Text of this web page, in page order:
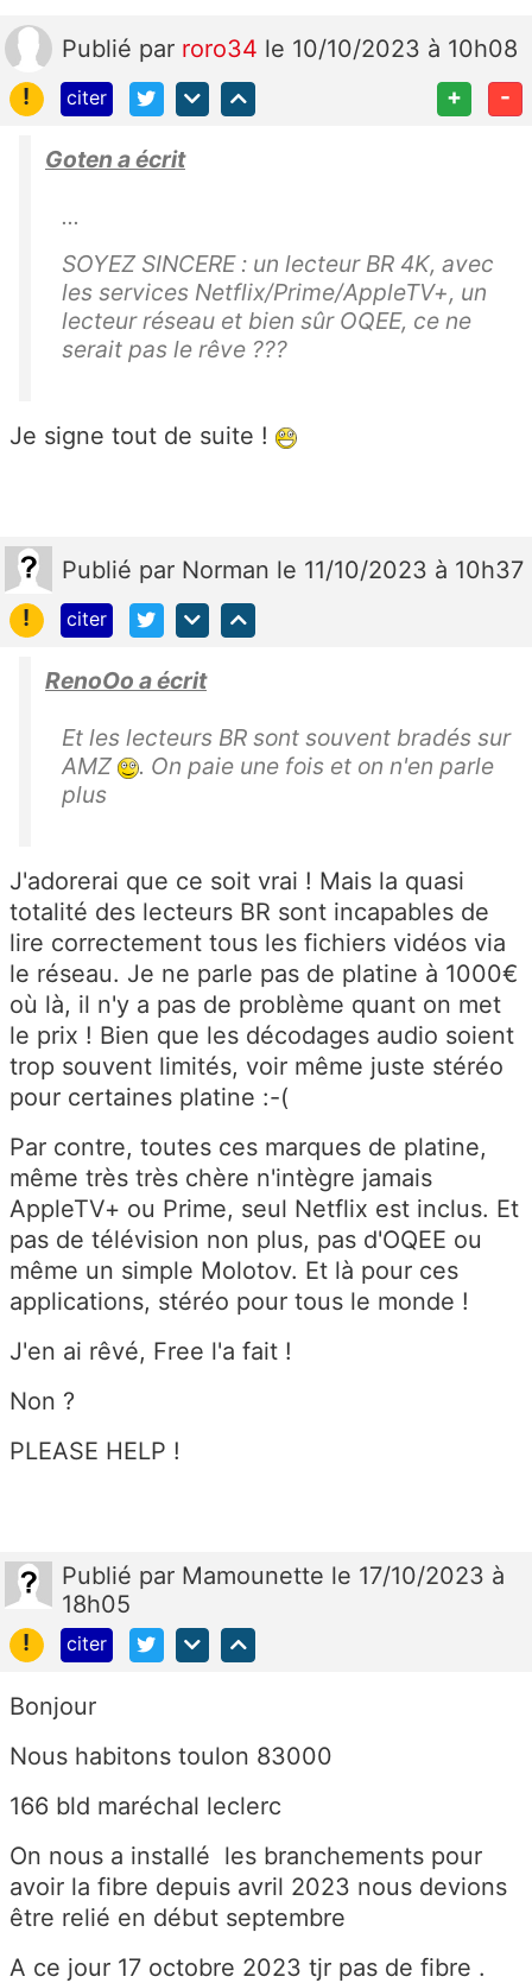
Publié par roro34 le 10/10/2023 à 10h08
!
citer + -
Goten a écrit
...
SOYEZ SINCERE : un lecteur BR 4K, avec
les services Netflix/Prime/AppleTV+, un
lecteur réseau et bien sûr OQEE, ce ne
serait pas le rêve ???
Je signe tout de suite !
Publié par Norman le 11/10/2023 à 10h37
!
citer
RenoOo a écrit
Et les lecteurs BR sont souvent bradés sur
AMZ
. On paie une fois et on n'en parle
plus
J'adorerai que ce soit vrai ! Mais la quasi
totalité des lecteurs BR sont incapables de
lire correctement tous les fichiers vidéos via
le réseau. Je ne parle pas de platine à 1000€
où là, il n'y a pas de problème quant on met
le prix ! Bien que les décodages audio soient
trop souvent limités, voir même juste stéréo
pour certaines platine :-(
Par contre, toutes ces marques de platine,
même très très chère n'intègre jamais
AppleTV+ ou Prime, seul Netflix est inclus. Et
pas de télévision non plus, pas d'OQEE ou
même un simple Molotov. Et là pour ces
applications, stéréo pour tous le monde !
J'en ai rêvé, Free l'a fait !
Non ?
PLEASE HELP !
Publié par Mamounette le 17/10/2023 à
18h05
!
citer
Bonjour
Nous habitons toulon 83000
166 bld maréchal leclerc
On nous a installé les branchements pour
avoir la fibre depuis avril 2023 nous devions
être relié en début septembre
A ce jour 17 octobre 2023 tjr pas de fibre .